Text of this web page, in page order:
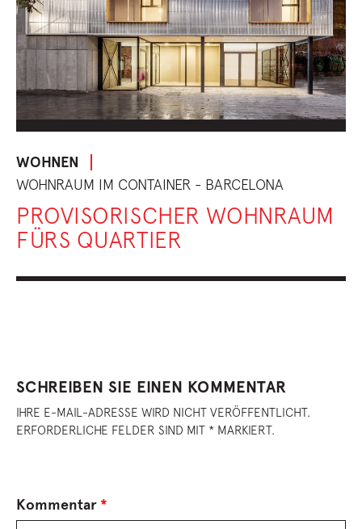
WOHNEN
WOHNRAUM IM CONTAINER - BARCELONA
PROVISORISCHER WOHNRAUM
FÜRS QUARTIER
SCHREIBEN SIE EINEN KOMMENTAR
IHRE E-MAIL-ADRESSE WIRD NICHT VERÖFFENTLICHT.
ERFORDERLICHE FELDER SIND MIT * MARKIERT.
Kommentar *